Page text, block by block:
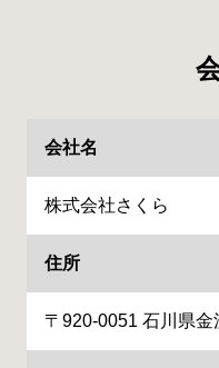
会社名
株式会社さくら
住所
〒920-0051 石川県